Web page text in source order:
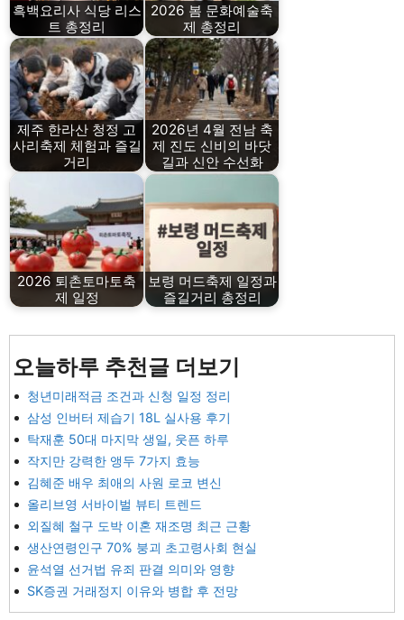
흑백요리사 식당 리스
트 총정리
2026 봄 문화예술축
제 총정리
제주 한라산 청정 고
사리축제 체험과 즐길
거리
2026년 4월 전남 축
제 진도 신비의 바닷
길과 신안 수선화
2026 퇴촌토마토축
제 일정
보령 머드축제 일정과
즐길거리 총정리
오늘하루 추천글 더보기
청년미래적금 조건과 신청 일정 정리
삼성 인버터 제습기 18L 실사용 후기
탁재훈 50대 마지막 생일, 웃픈 하루
작지만 강력한 앵두 7가지 효능
김혜준 배우 최애의 사원 로코 변신
올리브영 서바이벌 뷰티 트렌드
외질혜 철구 도박 이혼 재조명 최근 근황
생산연령인구 70% 붕괴 초고령사회 현실
윤석열 선거법 유죄 판결 의미와 영향
SK증권 거래정지 이유와 병합 후 전망